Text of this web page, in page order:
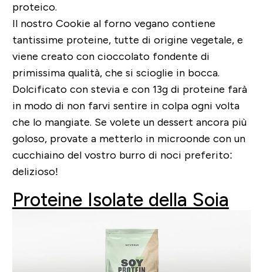
proteico.
Il nostro Cookie al forno vegano contiene
tantissime proteine, tutte di origine vegetale, e
viene creato con cioccolato fondente di
primissima qualità, che si scioglie in bocca.
Dolcificato con stevia e con 13g di proteine farà
in modo di non farvi sentire in colpa ogni volta
che lo mangiate. Se volete un dessert ancora più
goloso, provate a metterlo in microonde con un
cucchiaino del vostro burro di noci preferito:
delizioso!
Proteine Isolate della Soia